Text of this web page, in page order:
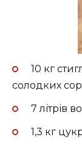
10 кг
солодких
7 літрів
1,3 кг